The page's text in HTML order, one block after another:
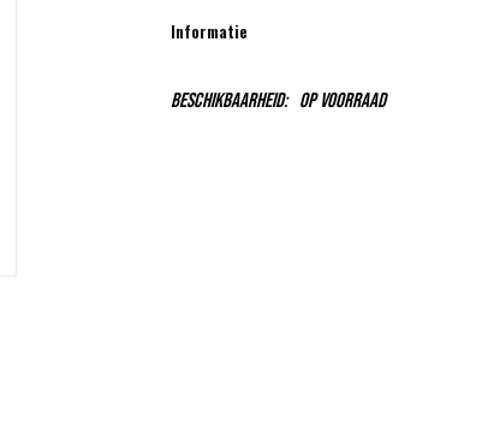
Informatie
Beschikbaarheid: Op voorraad